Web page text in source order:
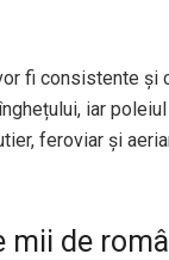
fi consistente și
iar
feroviar și
mii de